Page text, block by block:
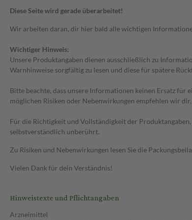
Diese Seite wird gerade überarbeitet!
Wir arbeiten daran, dir hier bald alle wichtigen
Wichtiger Hinweis:
Unsere Produktangaben dienen ausschließlich zu
Warnhinweise sorgfältig zu lesen und diese für spätere
Bitte beachte, dass unsere Informationen keinen Ersatz
möglichen Risiken oder Nebenwirkungen empfehlen wir
Für die Richtigkeit und Vollständigkeit der
selbstverständlich unberührt.
Zu Risiken und Nebenwirkungen lesen Sie die
Vielen Dank für dein Verständnis!
Hinweistexte und Pflichtangaben
Arzneimittel